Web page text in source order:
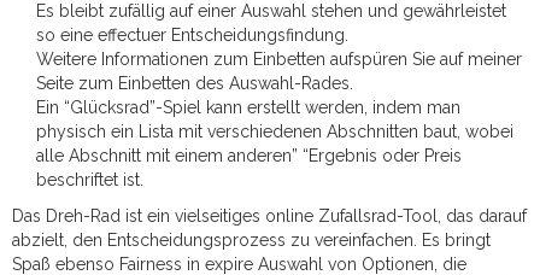
Es bleibt zufällig auf einer Auswahl stehen und gewährleistet
so eine effectuer Entscheidungsfindung.
Weitere Informationen zum Einbetten aufspüren Sie auf meiner
Seite zum Einbetten des Auswahl-Rades.
Ein “Glücksrad”-Spiel kann erstellt werden, indem man
physisch ein Lista mit verschiedenen Abschnitten baut, wobei
alle Abschnitt mit einem anderen” “Ergebnis oder Preis
beschriftet ist.
Das Dreh-Rad ist ein vielseitiges online Zufallsrad-Tool, das darauf
abzielt, den Entscheidungsprozess zu vereinfachen. Es bringt
Spaß ebenso Fairness in expire Auswahl von Optionen, die